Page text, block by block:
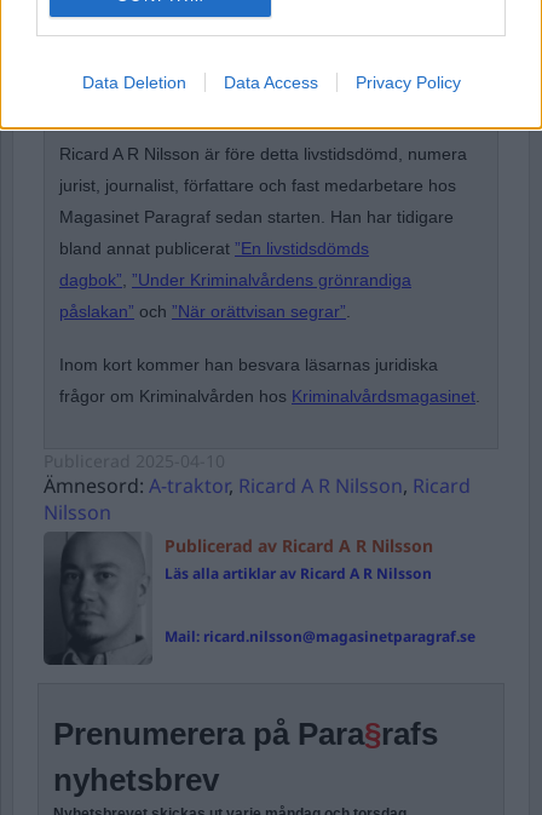
Data Deletion Data Access Privacy Policy
Forgot Password
Ricard A R Nilsson är före detta livstidsdömd, numera
jurist, journalist, författare och fast medarbetare hos
Magasinet Paragraf sedan starten. Han har tidigare
bland annat publicerat ”En livstidsdömds
dagbok” ”Under Kriminalvårdens grönrandiga
påslakan” och ”När orättvisan segrar”
Inom kort kommer han besvara läsarnas juridiska
frågor om Kriminalvården hos Kriminalvårdsmagasinet
Ämnesord: A-traktor, Ricard A R Nilsson, Ricard
Nilsson
Publicerad av Ricard A R Nilsson
Läs alla artiklar av Ricard A R Nilsson
Mail: ricard.nilsson@magasinetparagraf.se
Prenumerera på Para§rafs
nyhetsbrev